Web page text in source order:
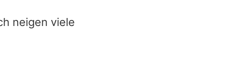
neigen viele